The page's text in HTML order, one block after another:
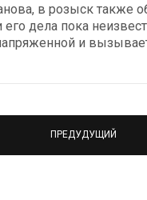
в розыск также
его дела пока
и
ПРЕДУДУЩИЙ